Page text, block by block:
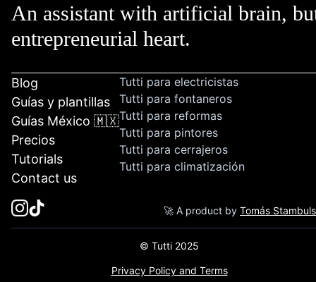
An assistant with artificial brain,
entrepreneurial heart.
Blog
Guías y plantillas
Guías México 🇲🇽
Precios
Tutorials
Contact us
Tutti para electricistas
Tutti para fontaneros
Tutti para reformas
Tutti para pintores
Tutti para cerrajeros
Tutti para climatización
🚀 A product by Tomás
© Tutti 2025
Privacy Policy and Terms